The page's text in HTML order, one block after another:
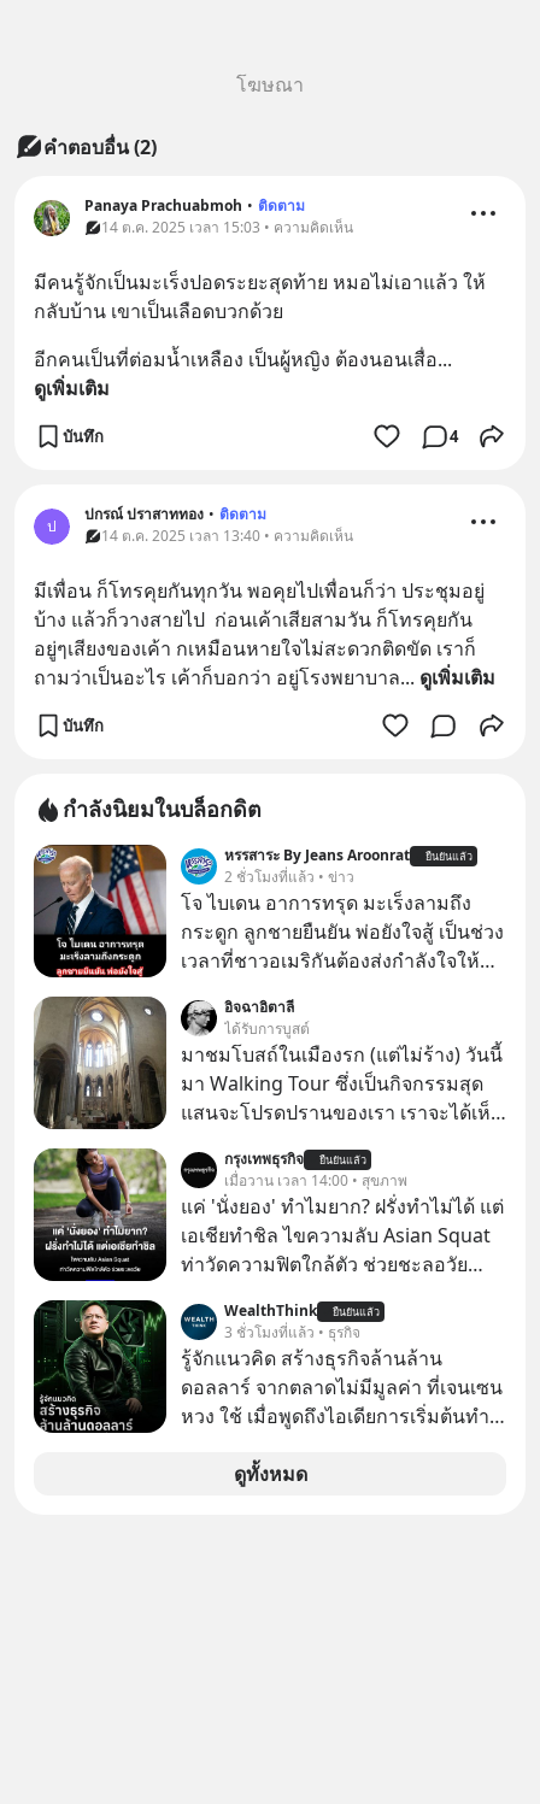
โฆษณา
คำตอบอื่น(2)
Panaya Prachuabmoh • ติดตาม
14 ต.ค. 2025 เวลา 15:03 • ความคิดเห็น
มีคนรู้จักเป็นมะเร็งปอดระยะสุดท้าย หมอไม่เอาแล้ว ให้
กลับบ้าน เขาเป็นเลือดบวกด้วย
อีกคนเป็นที่ต่อมน้ำเหลือง เป็นผู้หญิง ต้องนอนเสื่อ...
ดูเพิ่มเติม
บันทึก 4
ป
ปกรณ์ ปราสาททอง • ติดตาม
14 ต.ค. 2025 เวลา 13:40 • ความคิดเห็น
มีเพื่อน ก็โทรคุยกันทุกวัน พอคุยไปเพื่อนก็ว่า ประชุมอยู่
บ้าง แล้วก็วางสายไป  ก่อนเค้าเสียสามวัน ก็โทรคุยกัน
อยู่ๆเสียงของเค้า กเหมือนหายใจไม่สะดวกติดขัด เราก็
ถามว่าเป็นอะไร เค้าก็บอกว่า อยู่โรงพยาบาล... ดูเพิ่มเติม
บันทึก
กำลังนิยมในบล็อกดิต
หรรสาระ By Jeans Aroonrat ยืนยันแล้ว
2 ชั่วโมงที่แล้ว • ข่าว
โจ ไบเดน อาการทรุด มะเร็งลามถึง
กระดูก ลูกชายยืนยัน พ่อยังใจสู้ เป็นช่วง
เวลาที่ชาวอเมริกันต้องส่งกำลังใจให้กับ
ตอนนี้กำลังต่อสู้กับโรคมะเร็งอย่างหนัก
ล่าสุด ฮันเตอร์ ไบเดน ลูกชายได้ออกมา
เปิดเผยอาการของพ่อว่า "น่าเป็นห่วง
อย่างมาก" เนื่องจากมะเร็งได้ลุกลามไป
สร้างความเจ็บปวดทรมานอย่างรุนแรง
แต่ยืนยันว่า โจ ไบเดน พ่อของเขายังใจ
สู้ เพื่อรักษาอาการป่วยของตนอย่างเต็ม
ที่
อิจฉาอิตาลี
ได้รับการบูสต์
มาชมโบสถ์ในเมืองรก (แต่ไม่ร้าง) วันนี้
มา Walking Tour ซึ่งเป็นกิจกรรมสุด
แสนจะโปรดปรานของเรา เราจะได้เห็น
กรุงเทพธุรกิจ ยืนยันแล้ว
เมื่อวาน เวลา 14:00 • สุขภาพ
แค่ 'นั่งยอง' ทำไมยาก? ฝรั่งทำไม่ได้ แต่
เอเชียทำชิล ไขความลับ Asian Squat
ท่าวัดความฟิตใกล้ตัว ช่วยชะลอวัย
ต่างชาติที่พยายามทำ “Asian Squat”
หรือการนั่งยองแบบคนเอเชีย แต่สุดท้าย
ก็เสียการทรงตัว ล้มหงายหลัง หรือไม่ก็
ต้องยกส้นเท้าขึ้น เพราะไม่สามารถนั่ง
ค้างในท่านั้นได้
WealthThink ยืนยันแล้ว
3 ชั่วโมงที่แล้ว • ธุรกิจ
รู้จักแนวคิด สร้างธุรกิจล้านล้าน
ดอลลาร์ จากตลาดไม่มีมูลค่า ที่เจนเซน
หวง ใช้ เมื่อพูดถึงไอเดียการเริ่มต้นทำ
ทำธุรกิจที่อยู่ในตลาดใหญ่ ๆ ที่ต้องมี
ดูทั้งหมด